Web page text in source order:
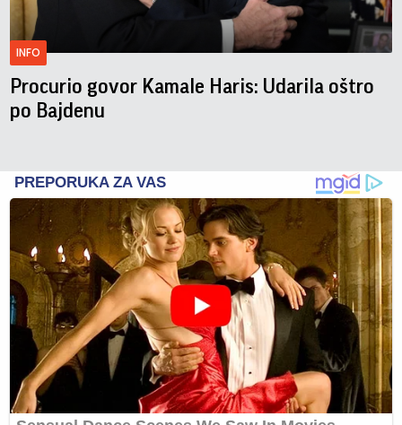
INFO
Procurio govor Kamale Haris: Udarila oštro
po Bajdenu